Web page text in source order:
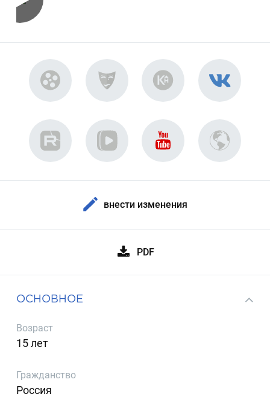
внести изменения
PDF
ОСНОВНОЕ
Возраст
15 лет
Гражданство
Россия